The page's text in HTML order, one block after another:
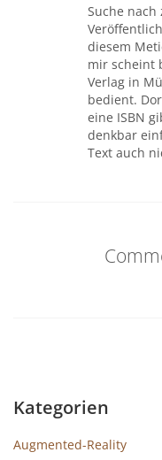
Suche nach
diesem
mir scheint
Verlag in
bedient.
eine ISBN
denkbar
Text auch
Kategorien
Augmented-Reality